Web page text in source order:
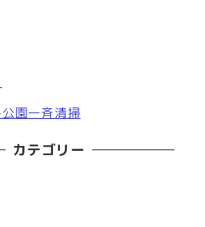
園一斉清掃
カテゴリー